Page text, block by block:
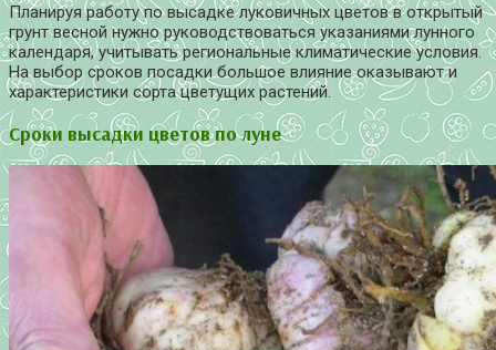
Планируя работу по высадке луковичных цветов в открытый
грунт весной нужно руководствоваться указаниями лунного
календаря, учитывать региональные климатические условия.
На выбор сроков посадки большое влияние оказывают и
характеристики сорта цветущих растений.
Сроки высадки цветов по луне